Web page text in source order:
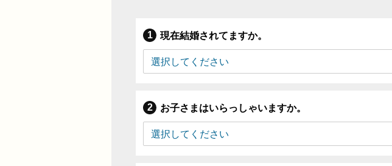
現在結婚されてますか。
お子さまはいらっしゃいますか。